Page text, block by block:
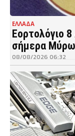
ΕΛΛΑΔΑ
Εορτολόγιο
σήμερα
08/08/2026 06:32